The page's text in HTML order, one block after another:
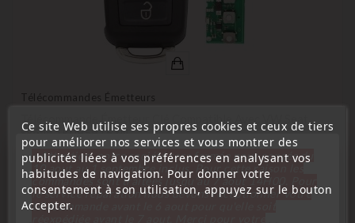
Télécommandes Émetteurs
Télécommande Émetteur Clé Compatible Avec VW Seat
Skoda 1K0959753N
19,99 €Prix
Ce site Web utilise ses propres cookies et ceux de tiers
pour améliorer nos services et vous montrer des
publicités liées à vos préférences en analysant vos
habitudes de navigation. Pour donner votre
consentement à son utilisation, appuyez sur le bouton
Accepter.
« Attention, notre société sera fermée pour congés du
10 aout au 1 septembre inclus. Pour cette raison les
commandes sont traitées jusqu'au 7 aout 14H00. Pour
le service réparation nous devons réceptionner votre
télécommande avant le 6 aout pour qu'elle soit